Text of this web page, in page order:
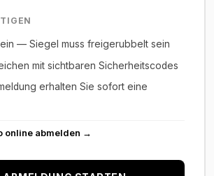
— Siegel muss freigerubbelt sein
mit sichtbaren Sicherheitscodes
erhalten Sie sofort eine
online abmelden →